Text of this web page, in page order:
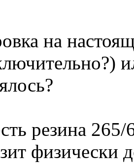
на
резина 265/
физически